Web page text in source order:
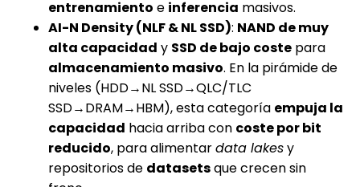
entrenamiento e inferencia masivos.
AI-N Density (NLF & NL SSD): NAND de muy
alta capacidad y SSD de bajo coste para
almacenamiento masivo. En la pirámide de
niveles (HDD→NL SSD→QLC/TLC
SSD→DRAM→HBM), esta categoría empuja la
capacidad hacia arriba con coste por bit
reducido, para alimentardata lakesy
repositorios de datasetsque crecen sin